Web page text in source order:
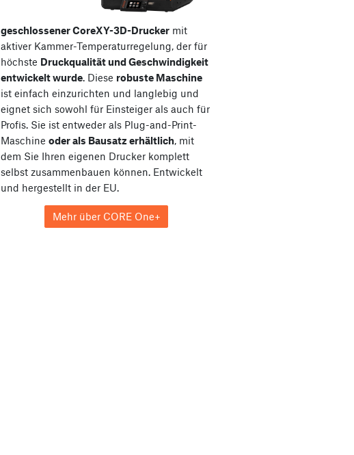
geschlossener CoreXY-3D-Druckermit
aktiver Kammer-Temperaturregelung, der für
höchste Druckqualität und Geschwindigkeit
entwickelt wurde. Diese robuste Maschine
ist einfach einzurichten und langlebig und
eignet sich sowohl für Einsteiger als auch für
Profis. Sie ist entweder als Plug-and-Print-
Maschine oder als Bausatz erhältlich, mit
dem Sie Ihren eigenen Drucker komplett
selbst zusammenbauen können. Entwickelt
und hergestellt in der EU.
Mehr über CORE One+